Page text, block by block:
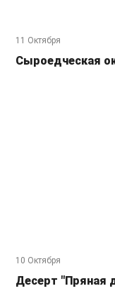
11 Октября
Сыроедческая
10 Октября
Десерт "Пряная